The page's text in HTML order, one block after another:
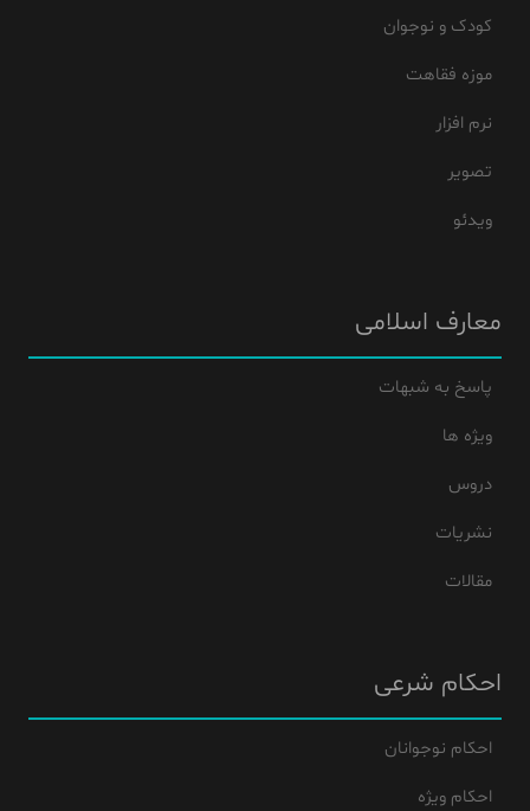
کودک و نوجوان
موزه فقاهت
نرم افزار
تصویر
ویدئو
معارف اسلامی
پاسخ به شبهات
ویژه ها
دروس
نشریات
مقالات
احکام شرعی
احکام نوجوانان
احکام ویژه